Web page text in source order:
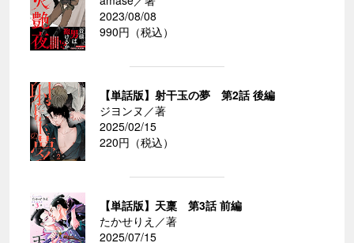
2023/08/08
990円（税込）
【単話版】射干玉の夢 第2話 後編
ジヨンヌ／著
2025/02/15
220円（税込）
【単話版】天稟 第3話 前編
たかせりえ／著
2025/07/15